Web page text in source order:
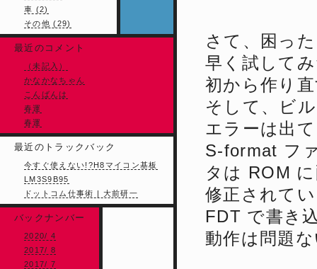
車 (2)
その他 (29)
最近のコメント
（未記入）
かなかなちゃん
こんばんは
春運
春運
最近のトラックバック
今すぐ使えない!?H8マイコン基板
LM3S9B95
ドットコム仕事術 | 大前研一
バックナンバー
2020/ 4
2017/ 8
2017/ 7
さて、困っ
早く試して
初から作り
そして、ビ
エラーは出
S-format フ
タは ROM
修正されて
FDT で書き
動作は問題